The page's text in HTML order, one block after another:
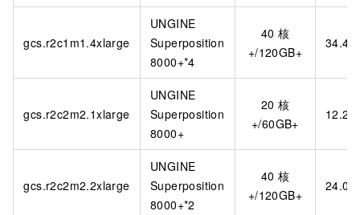
gcs.r2c1m1.4xlarge
UNGINE
Superposition
8000+*4
40 核
+/120GB+
gcs.r2c2m2.1xlarge
UNGINE
Superposition
8000+
20 核
+/60GB+
gcs.r2c2m2.2xlarge
UNGINE
Superposition
8000+*2
40 核
+/120GB+